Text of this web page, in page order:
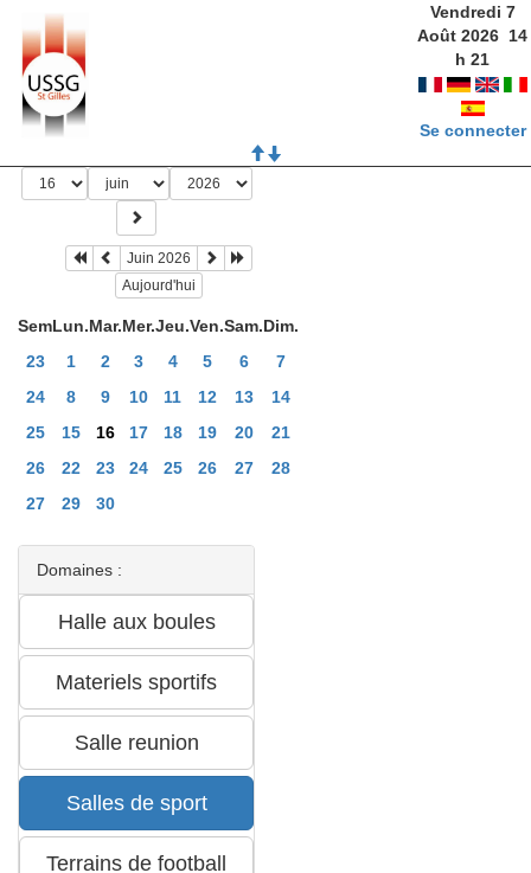
Vendredi 7
Août 2026 14
h21
Se connecter
Juin 2026
Aujourd'hui
SemLun.Mar.Mer.Jeu.Ven.Sam.Dim.
23
1 2 3 4 5 6
7
24
8 9 10 11 12 13
14
25
15 16 17 18 19 20
21
26
22 23 24 25 26 27
28
27
29 30
Domaines :